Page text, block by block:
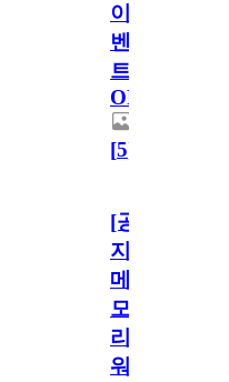
이
벤
트
OPEN!
[5]
[공
지]
메
모
리
워